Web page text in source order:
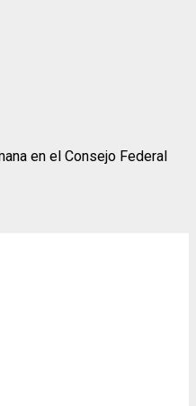
en el Consejo Federal